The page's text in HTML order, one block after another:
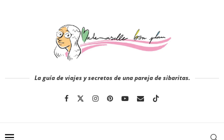
La guía de viajes y secretos de una pareja de sibaritas.